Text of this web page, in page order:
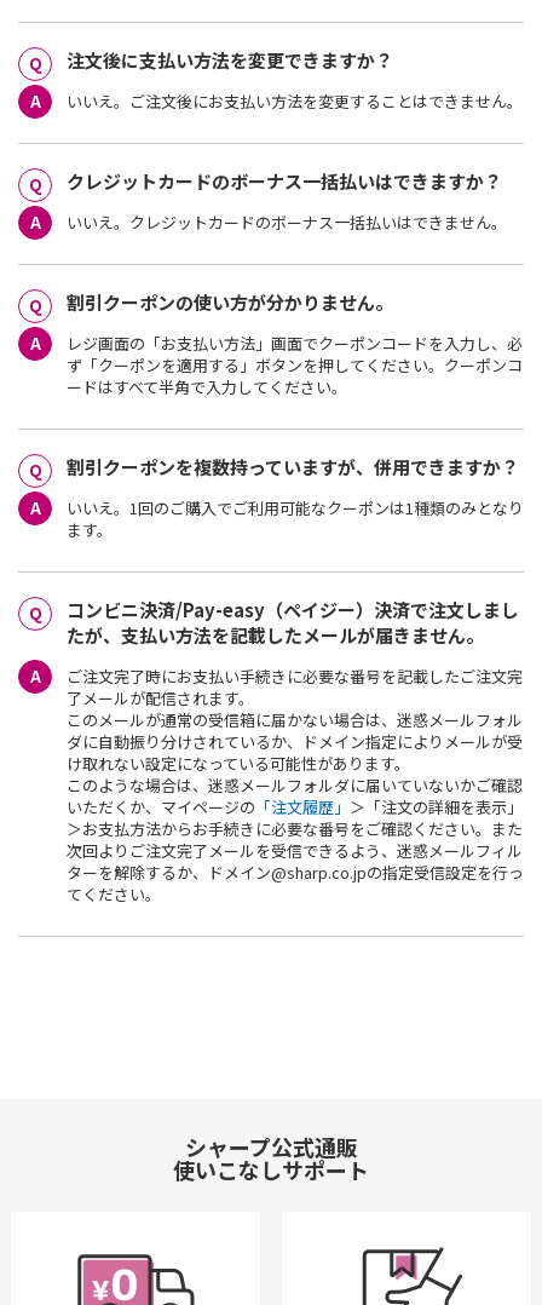
注文後に支払い方法を変更できますか？
いいえ。ご注文後にお支払い方法を変更することはできません。
クレジットカードのボーナス一括払いはできますか？
いいえ。クレジットカードのボーナス一括払いはできません。
割引クーポンの使い方が分かりません。
レジ画面の「お支払い方法」画面でクーポンコードを入力し、必
ず「クーポンを適用する」ボタンを押してください。クーポンコ
ードはすべて半角で入力してください。
割引クーポンを複数持っていますが、併用できますか？
いいえ。1回のご購入でご利用可能なクーポンは1種類のみとなり
ます。
コンビニ決済/Pay-easy（ペイジー）決済で注文しまし
たが、支払い方法を記載したメールが届きません。
ご注文完了時にお支払い手続きに必要な番号を記載したご注文完
了メールが配信されます。
このメールが通常の受信箱に届かない場合は、迷惑メールフォル
ダに自動振り分けされているか、ドメイン指定によりメールが受
け取れない設定になっている可能性があります。
このような場合は、迷惑メールフォルダに届いていないかご確認
いただくか、マイページの 「注文履歴」 ＞「注文の詳細を表示」
＞お支払方法からお手続きに必要な番号をご確認ください。また
次回よりご注文完了メールを受信できるよう、迷惑メールフィル
ターを解除するか、ドメイン@sharp.co.jpの指定受信設定を行っ
てください。
シャープ公式通販
使いこなしサポート